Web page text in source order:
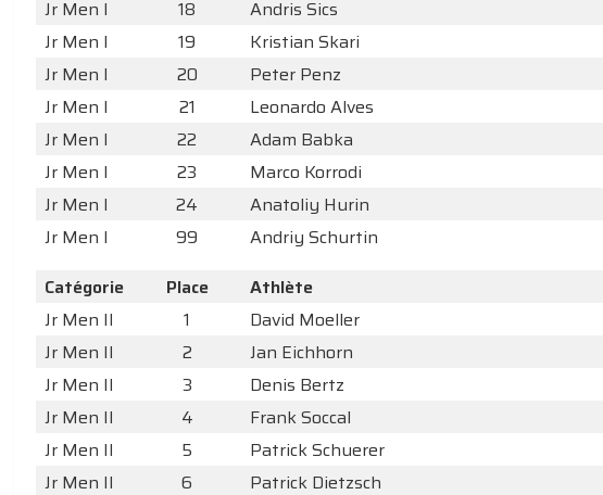
Jr Men I
18 Andris Sics
Jr Men I
19 Kristian Skari
Jr Men I
20 Peter Penz
Jr Men I
21 Leonardo Alves
Jr Men I
22 Adam Babka
Jr Men I
23 Marco Korrodi
Jr Men I
24 Anatoliy Hurin
Jr Men I
99 Andriy Schurtin
Catégorie
Place Athlète
Jr Men II
1 David Moeller
Jr Men II
2 Jan Eichhorn
Jr Men II
3 Denis Bertz
Jr Men II
4 Frank Soccal
Jr Men II
5 Patrick Schuerer
Jr Men II
6 Patrick Dietzsch